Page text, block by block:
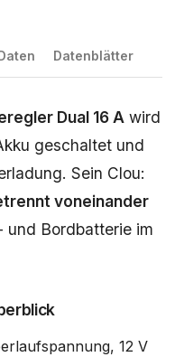
Datenblätter
Dual 16 A wird
geschaltet und
Sein Clou:
voneinander
und Bordbatterie im
12 V